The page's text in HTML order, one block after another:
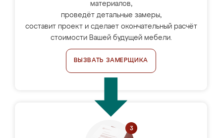
материалов,
проведёт детальные замеры,
составит проект и сделает окончательный расчёт
стоимости Вашей будущей мебели.
ВЫЗВАТЬ ЗАМЕРЩИКА